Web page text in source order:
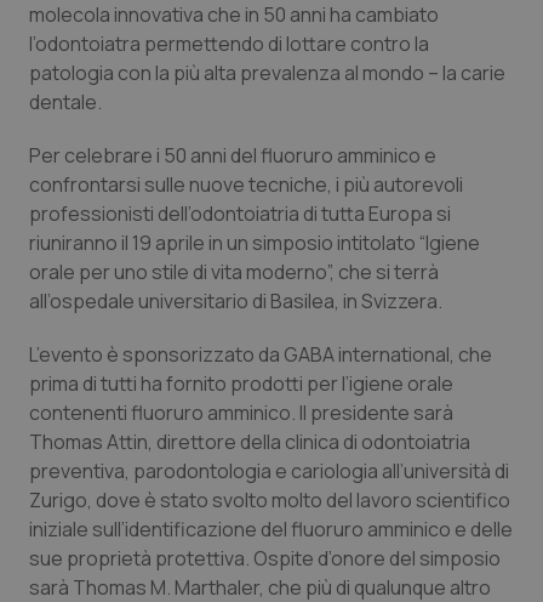
QS Pro
Professionisti Sanitari.AI
Abruzzo
Basilicata
Calabria
Emilia-Romagna
Friuli Venezia Giulia
Lazio
Liguria
QS Pro Gold
Artrite & artrosi
Asma & BPCO
Colesterolo & coronaropatie
Dermatite Atopica
Diabete & glucometri
Disturbi dell’umore
QS Club Newsletter
molecola innovativa che in 50 anni ha cambiato
l’odontoiatra permettendo di lottare contro la
patologia con la più alta prevalenza al mondo – la carie
dentale.
Per celebrare i 50 anni del fluoruro amminico e
confrontarsi sulle nuove tecniche, i più autorevoli
professionisti dell’odontoiatria di tutta Europa si
riuniranno il 19 aprile in un simposio intitolato “Igiene
orale per uno stile di vita moderno”, che si terrà
all’ospedale universitario di Basilea, in Svizzera.
L’evento è sponsorizzato da GABA international, che
prima di tutti ha fornito prodotti per l’igiene orale
contenenti fluoruro amminico. Il presidente sarà
Thomas Attin, direttore della clinica di odontoiatria
preventiva, parodontologia e cariologia all’università di
Zurigo, dove è stato svolto molto del lavoro scientifico
iniziale sull’identificazione del fluoruro amminico e delle
sue proprietà protettiva. Ospite d’onore del simposio
sarà Thomas M. Marthaler, che più di qualunque altro